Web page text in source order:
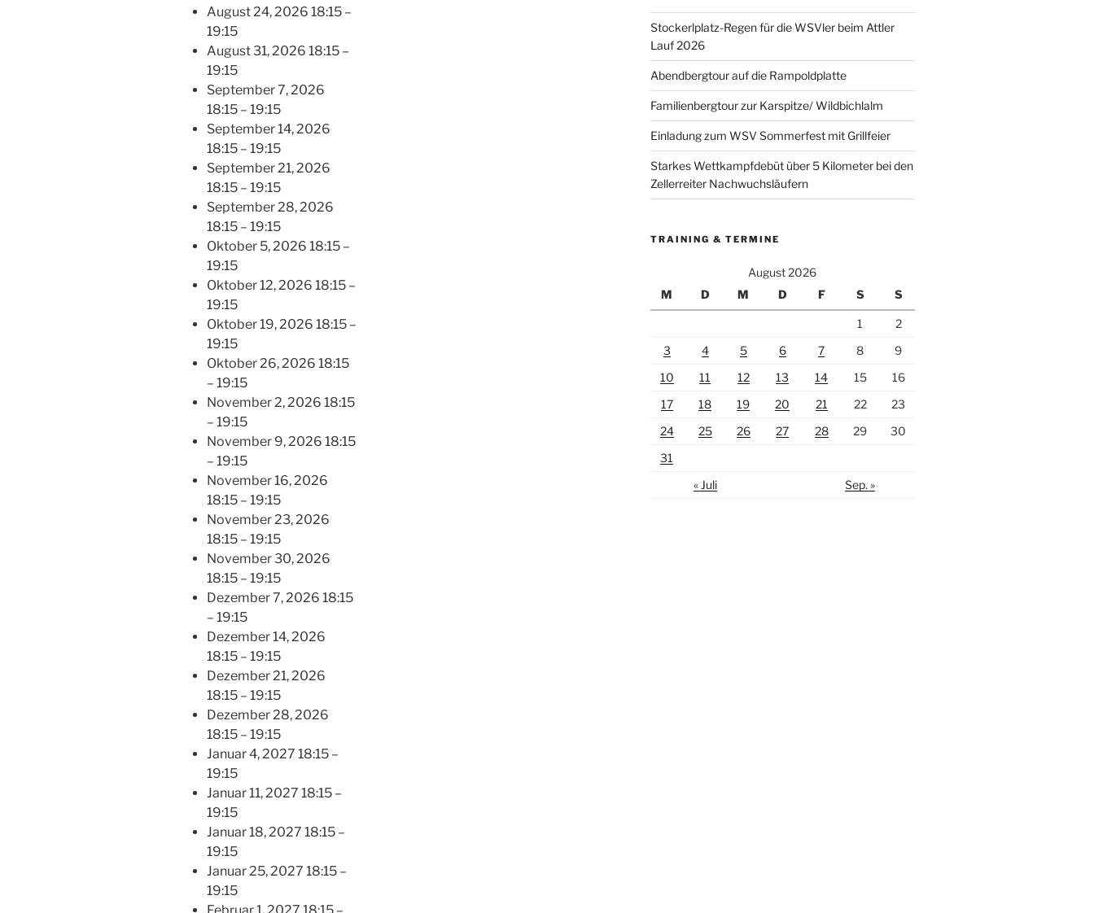
August 24, 2026 18:15 –
19:15
August 31, 2026 18:15 –
19:15
September 7, 2026
18:15 – 19:15
September 14, 2026
18:15 – 19:15
September 21, 2026
18:15 – 19:15
September 28, 2026
18:15 – 19:15
Oktober 5, 2026 18:15 –
19:15
Oktober 12, 2026 18:15 –
19:15
Oktober 19, 2026 18:15 –
19:15
Oktober 26, 2026 18:15
– 19:15
November 2, 2026 18:15
– 19:15
November 9, 2026 18:15
– 19:15
November 16, 2026
18:15 – 19:15
November 23, 2026
18:15 – 19:15
November 30, 2026
18:15 – 19:15
Dezember 7, 2026 18:15
– 19:15
Dezember 14, 2026
18:15 – 19:15
Dezember 21, 2026
18:15 – 19:15
Dezember 28, 2026
18:15 – 19:15
Januar 4, 2027 18:15 –
19:15
Januar 11, 2027 18:15 –
19:15
Januar 18, 2027 18:15 –
19:15
Januar 25, 2027 18:15 –
19:15
Stockerlplatz-Regen für die WSVler beim Attler
Lauf 2026
Abendbergtour auf die Rampoldplatte
Familienbergtour zur Karspitze/ Wildbichlalm
Einladung zum WSV Sommerfest mit Grillfeier
Starkes Wettkampfdebüt über 5 Kilometer bei den
Zellerreiter Nachwuchsläufern
TRAINING & TERMINE
August 2026
M
D M D F S S
1
2
3
4 5 6 7 8
9
10
11 12 13 14 15
16
17
18 19 20 21 22
23
24
25 26 27 28 29
30
31
« Juli
Sep. »